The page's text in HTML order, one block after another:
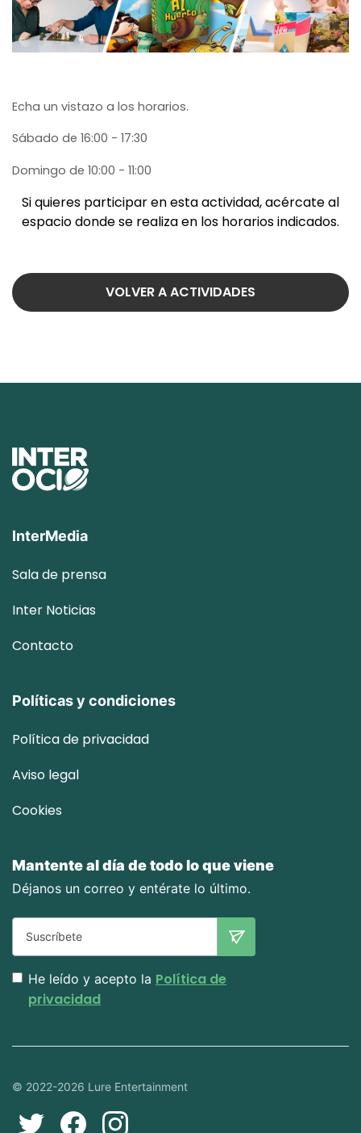
Echa un vistazo a los horarios.
Sábado de 16:00 - 17:30
Domingo de 10:00 - 11:00
Si quieres participar en esta actividad, acércate al
espacio donde se realiza en los horarios indicados.
VOLVER A ACTIVIDADES
InterMedia
Sala de prensa
Inter Noticias
Contacto
Políticas y condiciones
Política de privacidad
Aviso legal
Cookies
Mantente al día de todo lo que viene
Déjanos un correo y entérate lo último.
He leído y acepto la Política de
privacidad
© 2022-2026 Lure Entertainment